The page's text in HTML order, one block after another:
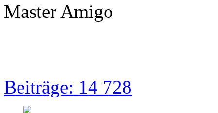
Master Amigo
Beiträge: 14 728